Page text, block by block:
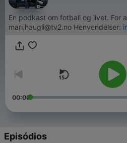
En podkast om fotball og livet. For
mari.haugli@tv2.no Henvendelser:
00:00
Episódios